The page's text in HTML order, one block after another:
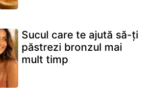
Sucul care te ajută să-ți
păstrezi bronzul mai
mult timp